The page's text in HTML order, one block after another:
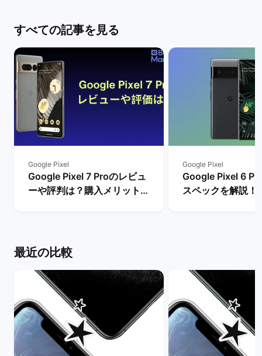
すべての記事を見る
Google Pixel
Google Pixel 7 Proのレビュ
ーや評判は？購入メリットと
Google Pixel
Google Pixel 6
スペックを解説！
最近の比較